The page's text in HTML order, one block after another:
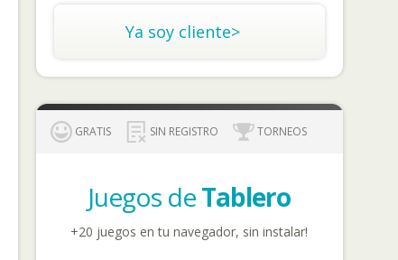
Ya soy cliente>
GRATIS SIN REGISTRO TORNEOS
Juegos deTablero
+20 juegos en tu navegador, sin instalar!